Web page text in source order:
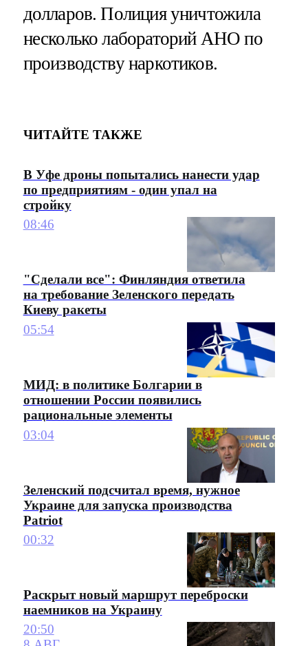
долларов. Полиция уничтожила
несколько лабораторий АНО по
производству наркотиков.
ЧИТАЙТЕ ТАКЖЕ
В Уфе дроны попытались нанести удар
по предприятиям - один упал на
стройку
08:46
"Сделали все": Финляндия ответила
на требование Зеленского передать
Киеву ракеты
05:54
МИД: в политике Болгарии в
отношении России появились
рациональные элементы
03:04
Зеленский подсчитал время, нужное
Украине для запуска производства
Patriot
00:32
Раскрыт новый маршрут переброски
наемников на Украину
20:50